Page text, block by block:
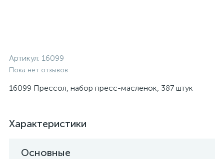
Артикул: 16099
Пока нет отзывов
16099 Прессол, набор пресс-масленок, 387 штук
Характеристики
Основные